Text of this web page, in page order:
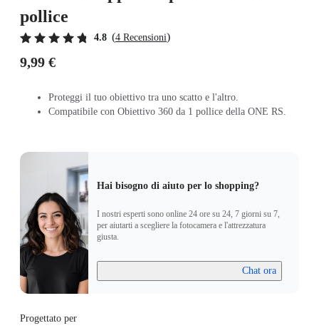
pollice
4.8 (4 Recensioni)
9,99 €
Proteggi il tuo obiettivo tra uno scatto e l'altro.
Compatibile con Obiettivo 360 da 1 pollice della ONE RS.
Hai bisogno di aiuto per lo shopping?
I nostri esperti sono online 24 ore su 24, 7 giorni su 7,
per aiutarti a scegliere la fotocamera e l'attrezzatura
giusta.
Chat ora
Progettato per